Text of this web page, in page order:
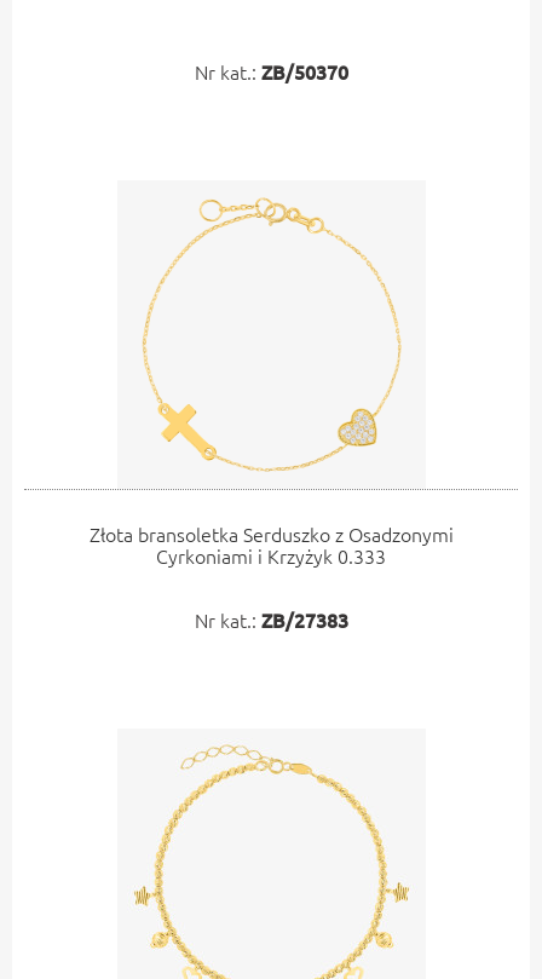
Nr kat.: ZB/50370
Złota bransoletka Serduszko z Osadzonymi
Cyrkoniami i Krzyżyk 0.333
Nr kat.: ZB/27383